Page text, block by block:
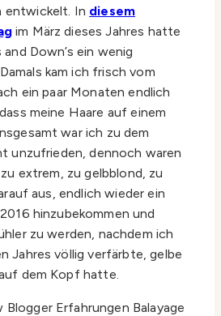
entwickelt. In diesem
im März dieses Jahres hatte
and Down’s ein wenig
kam ich frisch vom
ein paar Monaten endlich
meine Haare auf einem
war ich zu dem
unzufrieden, dennoch waren
extrem, zu gelbblond, zu
aus, endlich wieder ein
hinzubekommen und
zu werden, nachdem ich
Jahres völlig verfärbte, gelbe
dem Kopf hatte.